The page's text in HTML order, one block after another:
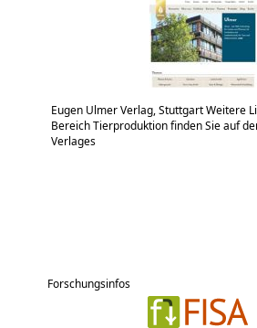
Eugen Ulmer Verlag, Stuttgart Weitere
Bereich Tierproduktion finden Sie auf
Verlages
Forschungsinfos